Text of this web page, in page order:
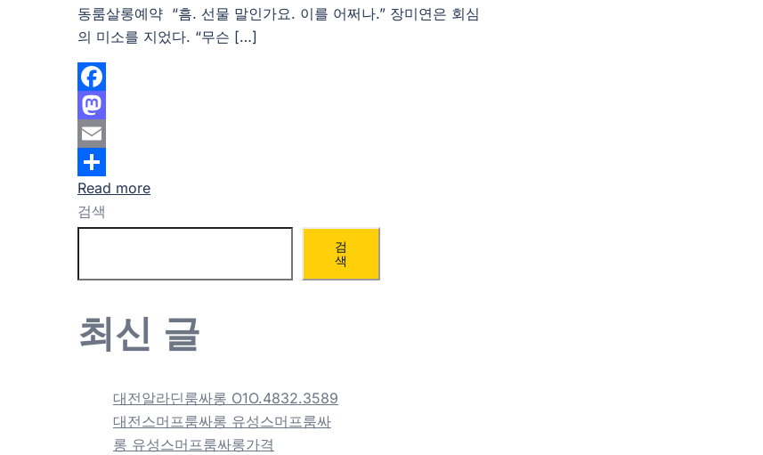
동룸살롱예약 “흠. 선물 말인가요. 이를 어쩌나.” 장미연은 회심
의 미소를 지었다. “무슨 […]
Facebook
Mastodon
Email
Share
Read more
검색
검
색
최신 글
대전알라딘룸싸롱 O1O.4832.3589
대전스머프룸싸롱 유성스머프룸싸
롱 유성스머프룸싸롱가격